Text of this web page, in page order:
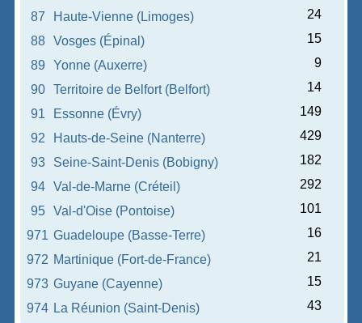
87
Haute-Vienne (Limoges)
24
88
Vosges (Épinal)
15
89
Yonne (Auxerre)
9
90
Territoire de Belfort (Belfort)
14
91
Essonne (Évry)
149
92
Hauts-de-Seine (Nanterre)
429
93
Seine-Saint-Denis (Bobigny)
182
94
Val-de-Marne (Créteil)
292
95
Val-d'Oise (Pontoise)
101
971 Guadeloupe (Basse-Terre)
16
972 Martinique (Fort-de-France)
21
973 Guyane (Cayenne)
15
974 La Réunion (Saint-Denis) 43